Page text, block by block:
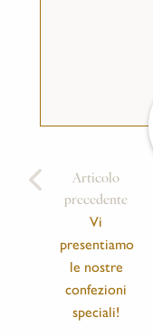
Articolo
precedente
Vi
presentiamo
le nostre
confezioni
speciali!